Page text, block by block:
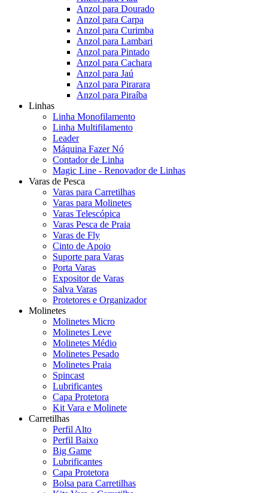
Anzol para Dourado
Anzol para Carpa
Anzol para Curimba
Anzol para Lambari
Anzol para Pintado
Anzol para Cachara
Anzol para Jaú
Anzol para Pirarara
Anzol para Piraíba
Linhas
Linha Monofilamento
Linha Multifilamento
Leader
Máquina Fazer Nó
Contador de Linha
Magic Line - Renovador de Linhas
Varas de Pesca
Varas para Carretilhas
Varas para Molinetes
Varas Telescópica
Varas Pesca de Praia
Varas de Fly
Cinto de Apoio
Suporte para Varas
Porta Varas
Expositor de Varas
Salva Varas
Protetores e Organizador
Molinetes
Molinetes Micro
Molinetes Leve
Molinetes Médio
Molinetes Pesado
Molinetes Praia
Spincast
Lubrificantes
Capa Protetora
Kit Vara e Molinete
Carretilhas
Perfil Alto
Perfil Baixo
Big Game
Lubrificantes
Capa Protetora
Bolsa para Carretilhas